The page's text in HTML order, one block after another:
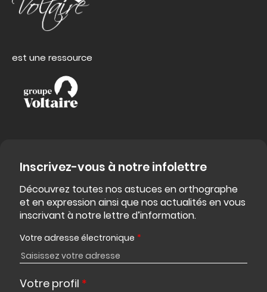
est une ressource
Inscrivez-vous à notre infolettre
Découvrez toutes nos astuces en orthographe
et en expression ainsi que nos actualités en vous
inscrivant à notre lettre d’information.
Votre adresse électronique *
Votre profil *